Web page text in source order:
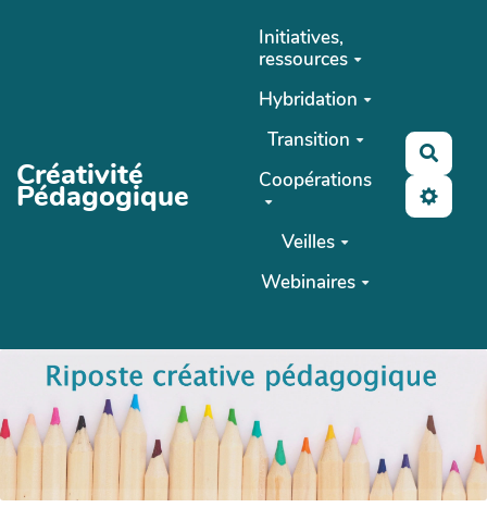
Créativité
Pédagogique
Initiatives,
ressources
Hybridation
Transition
Coopérations
Veilles
Webinaires